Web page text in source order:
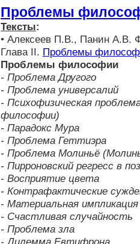
Проблемы
Тексты:
• Алексеев П.В., Панин А.В.
Глава II. Проблемы
Проблемы философии
- Проблема Другого
- Проблема универсалий
- Психофизическая
философии)
- Парадокс Мура
- Проблема Геттиэра
- Проблема Молиньё
- Пирроновский регресс в
- Восприятие цвета
- Контрафактические
- Материальная импликация
- Счастливая случайность
- Проблема зла
- Дилемма Евтифрона